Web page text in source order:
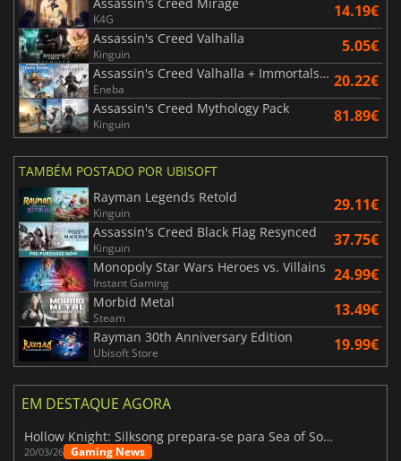
K4G 14.19€
Assassin's Creed Valhalla
Kinguin 5.05€
Assassin's Creed Valhalla + Immortals Fenyx Rising Bundle
Eneba 20.22€
Assassin's Creed Mythology Pack
Kinguin 81.89€
TAMBÉM POSTADO POR UBISOFT
Rayman Legends Retold
Kinguin 29.11€
Assassin's Creed Black Flag Resynced
Kinguin 37.75€
Monopoly Star Wars Heroes vs. Villains
Instant Gaming 24.99€
Morbid Metal
Steam 13.49€
Rayman 30th Anniversary Edition
Ubisoft Store 19.99€
EM DESTAQUE AGORA
Hollow Knight: Silksong prepara-se para Sea of Sorrow com um patch
20/03/26 Gaming News